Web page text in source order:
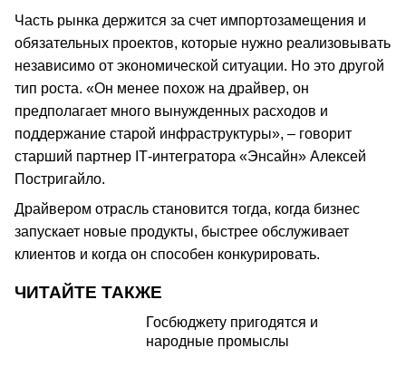
Часть рынка держится за счет импортозамещения и
обязательных проектов, которые нужно реализовывать
независимо от экономической ситуации. Но это другой
тип роста. «Он менее похож на драйвер, он
предполагает много вынужденных расходов и
поддержание старой инфраструктуры», – говорит
старший партнер ІТ-интегратора «Энсайн» Алексей
Постригайло.
Драйвером отрасль становится тогда, когда бизнес
запускает новые продукты, быстрее обслуживает
клиентов и когда он способен конкурировать.
ЧИТАЙТЕ ТАКЖЕ
Госбюджету пригодятся и
народные промыслы